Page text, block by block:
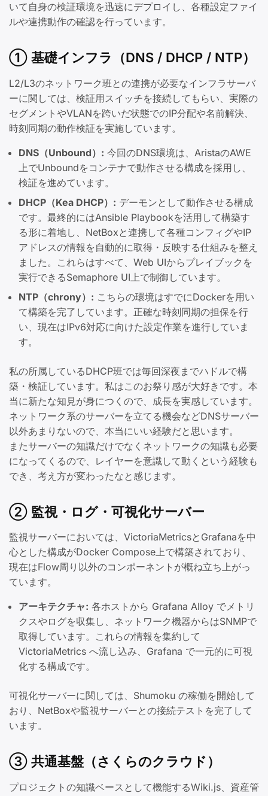
いて自身の検証環境を迅速にデプロイし、各種設定ファイ
ルや連携動作の確認を行っています。
① 基礎インフラ（DNS / DHCP / NTP）
L2/L3のネットワーク班との連携が必要なインフラサーバ
ーに関しては、検証用スイッチを接続してもらい、実際の
セグメントやVLANを跨いだ状態でのIP分配や名前解決、
時刻同期の動作検証を実施しています。
DNS（Unbound）: 今回のDNS環境は、AristaのAWE
上でUnboundをコンテナで動作させる構成を採用し、
検証を進めています。
DHCP（Kea DHCP）: デーモンとして動作させる構成
です。最終的にはAnsible Playbookを活用して構築す
る形に着地し、NetBoxと連携して各種コンフィグやIP
アドレスの情報を自動的に取得・反映する仕組みを整え
ました。これらはすべて、Web UIからプレイブックを
実行できるSemaphore UI上で制御しています。
NTP（chrony）: こちらの環境はすでにDockerを用い
て構築を完了しています。正確な時刻同期の担保を行
い、現在はIPv6対応に向けた設定作業を進行していま
す。
私の所属しているDHCP班では毎回深夜までハドルで構
築・検証しています。私はこのお祭り感が大好きです。本
当に新たな知見が身につくので、成長を実感しています。
ネットワーク系のサーバーを立てる機会などDNSサーバー
以外あまりないので、本当にいい経験だと思います。
またサーバーの知識だけでなくネットワークの知識も必要
になってくるので、レイヤーを意識して動くという経験も
でき、考え方が変わったなと感じます。
② 監視・ログ・可視化サーバー
監視サーバーにおいては、VictoriaMetricsとGrafanaを中
心とした構成がDocker Compose上で構築されており、
現在はFlow周り以外のコンポーネントが概ね立ち上がっ
ています。
アーキテクチャ: 各ホストから Grafana Alloy でメトリ
クスやログを収集し、ネットワーク機器からはSNMPで
取得しています。これらの情報を集約して
VictoriaMetrics へ流し込み、Grafana で一元的に可視
化する構成です。
可視化サーバーに関しては、Shumoku の稼働を開始して
おり、NetBoxや監視サーバーとの接続テストを完了して
います。
③ 共通基盤（さくらのクラウド）
プロジェクトの知識ベースとして機能するWiki.js、資産管